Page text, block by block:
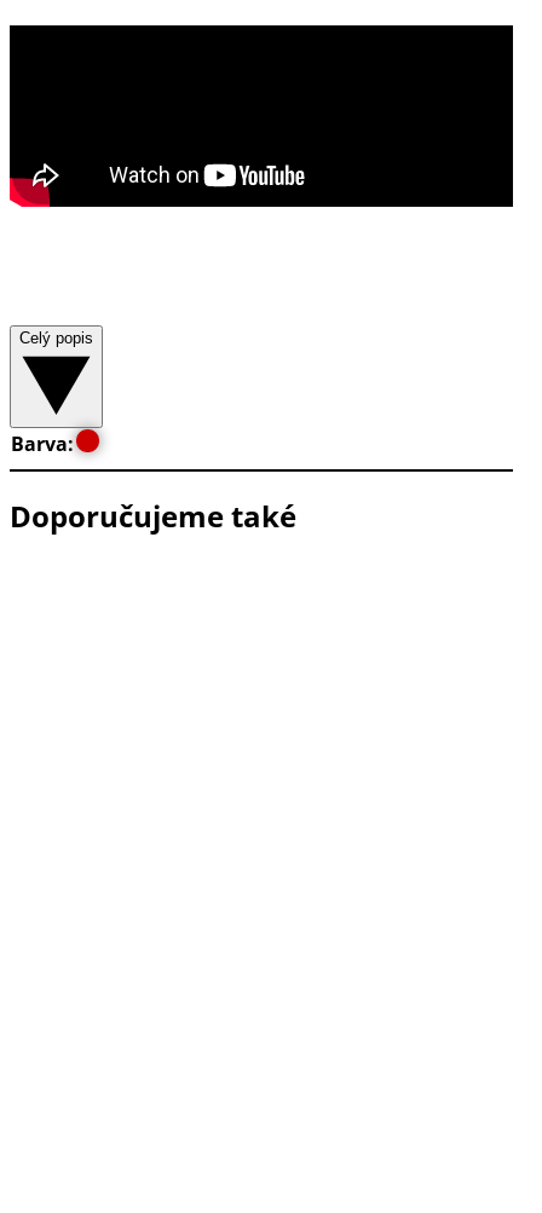
Celý popis
Barva:
Doporučujeme také